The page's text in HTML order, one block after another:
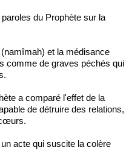
du Prophète sur la
et la médisance
comme de graves péchés qui
a comparé l'effet de la
de détruire des relations,
cœurs.
acte qui suscite la colère